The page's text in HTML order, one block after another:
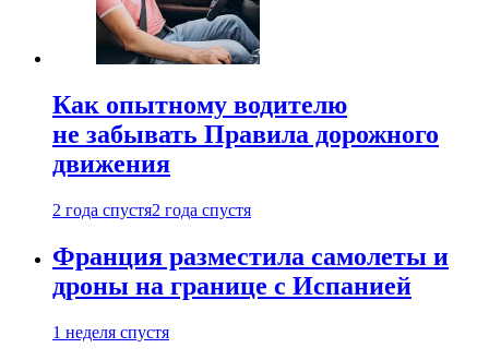
Как опытному водителю
не забывать Правила дорожного
движения
2 года спустя2 года спустя
Франция разместила самолеты и
дроны на границе с Испанией
1 неделя спустя